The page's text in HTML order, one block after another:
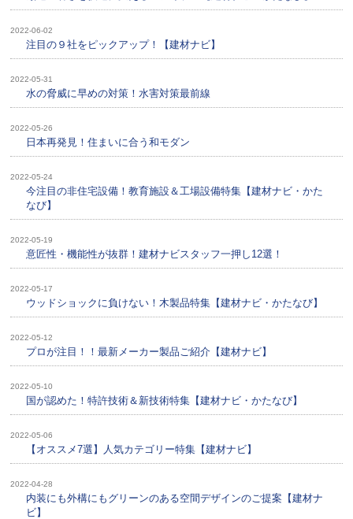
2022-06-02
注目の９社をピックアップ！【建材ナビ】
2022-05-31
水の脅威に早めの対策！水害対策最前線
2022-05-26
日本再発見！住まいに合う和モダン
2022-05-24
今注目の非住宅設備！教育施設＆工場設備特集【建材ナビ・かた
なび】
2022-05-19
意匠性・機能 性が抜群！建材ナビスタッフ一押し12選！
2022-05-17
ウッドショックに負けない！木製品特集【建材ナビ・かたなび】
2022-05-12
プロが注目！！最新メーカー製品ご紹介【建材ナビ】
2022-05-10
国が認めた！特許技術＆新技術特集【建材ナビ・かたなび】
2022-05-06
【オススメ7選】人気カテゴリー特集【建材ナビ】
2022-04-28
内装にも外構にもグリーンのある空間デザインのご提案【建材ナ
ビ】